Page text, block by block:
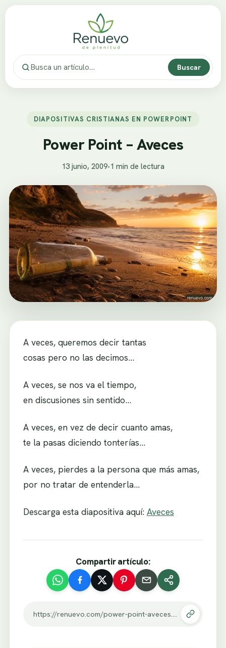
Buscar
DIAPOSITIVAS CRISTIANAS EN POWERPOINT
Power Point – Aveces
13 junio, 2009•1 min de lectura
A veces, queremos decir tantas
cosas pero no las decimos…
A veces, se nos va el tiempo,
en discusiones sin sentido…
A veces, en vez de decir cuanto amas,
te la pasas diciendo tonterías…
A veces, pierdes a la persona que más amas,
por no tratar de entenderla…
Descarga esta diapositiva aquí: Aveces
Compartir artículo:
https://renuevo.com/power-point-aveces.html